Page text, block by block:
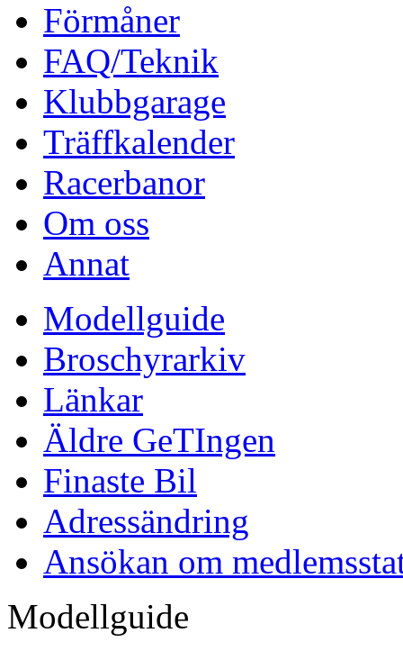
Förmåner
FAQ/Teknik
Klubbgarage
Träffkalender
Racerbanor
Om oss
Annat
Modellguide
Broschyrarkiv
Länkar
Äldre GeTIngen
Finaste Bil
Adressändring
Ansökan om
Modellguide